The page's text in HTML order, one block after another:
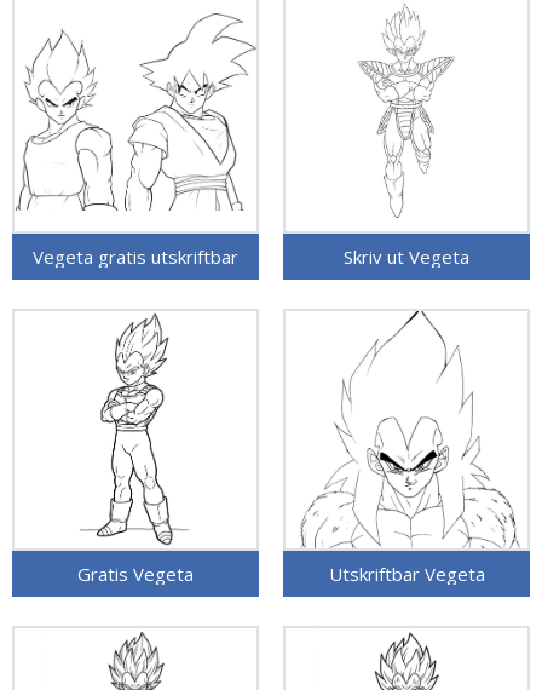
Vegeta gratis utskriftbar Skriv ut Vegeta
Gratis Vegeta Utskriftbar Vegeta